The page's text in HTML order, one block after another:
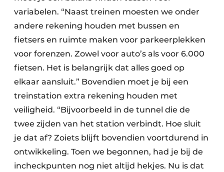
variabelen. “Naast treinen moesten we onder
andere rekening houden met bussen en
fietsers en ruimte maken voor parkeerplekken
voor forenzen. Zowel voor auto’s als voor 6.000
fietsen. Het is belangrijk dat alles goed op
elkaar aansluit.” Bovendien moet je bij een
treinstation extra rekening houden met
veiligheid. “Bijvoorbeeld in de tunnel die de
twee zijden van het station verbindt. Hoe sluit
je dat af? Zoiets blijft bovendien voortdurend in
ontwikkeling. Toen we begonnen, had je bij de
incheckpunten nog niet altijd hekjes. Nu is dat